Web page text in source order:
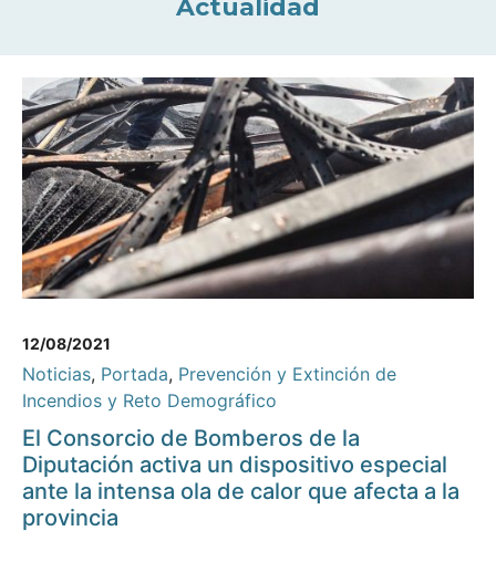
Actualidad
12/08/2021
Noticias, Portada, Prevención y Extinción de
Incendios y Reto Demográfico
El Consorcio de Bomberos de la
Diputación activa un dispositivo especial
ante la intensa ola de calor que afecta a la
provincia